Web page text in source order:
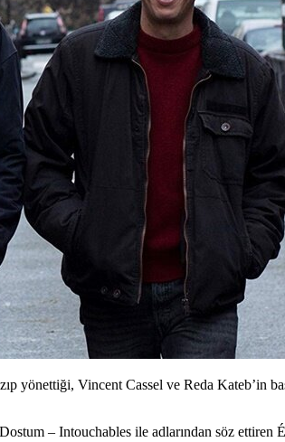
yönettiği, Vincent Cassel ve Reda Kateb’in
– Intouchables ile adlarından söz ettiren